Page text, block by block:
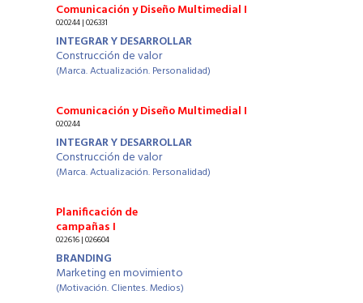
Comunicación y Diseño Multimedial I
020244 | 026331
INTEGRAR Y DESARROLLAR
Construcción de valor
(Marca. Actualización. Personalidad)
Comunicación y Diseño Multimedial I
020244
INTEGRAR Y DESARROLLAR
Construcción de valor
(Marca. Actualización. Personalidad)
Planificación de
campañas I
022616 | 026604
BRANDING
Marketing en movimiento
(Motivación. Clientes. Medios)